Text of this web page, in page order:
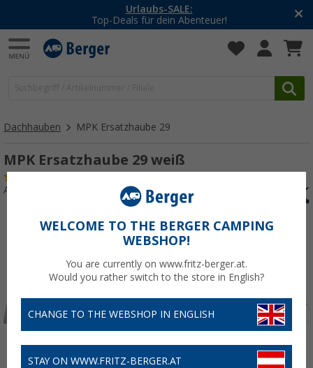
Urlaubs-SALE:
Top-Deals für dein Abenteuer!
Dachhauben MPK Ersatzhaube 29
MPK Ersatzhaube 29 weiß
Art.-Nr.: 210120
WELCOME TO THE BERGER CAMPING
WEBSHOP!
You are currently on www.fritz-berger.at.
Would you rather switch to the store in English?
CHANGE TO THE WEBSHOP IN ENGLISH
STAY ON WWW.FRITZ-BERGER.AT